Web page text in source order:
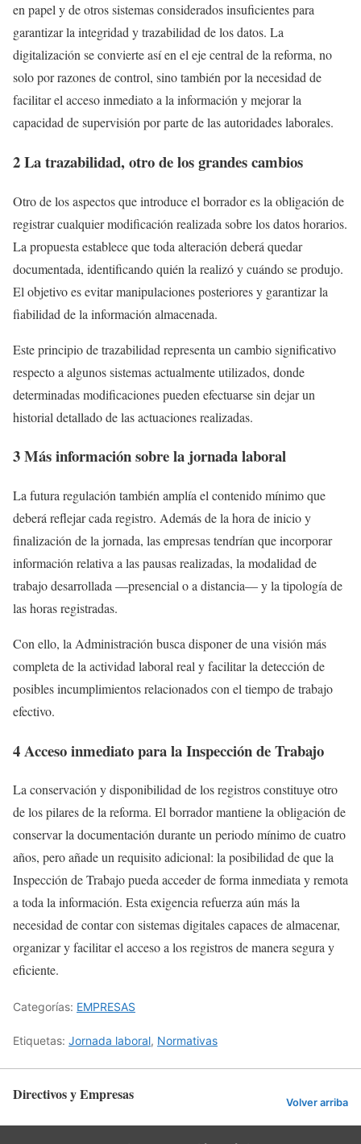
en papel y de otros sistemas considerados insuficientes para
garantizar la integridad y trazabilidad de los datos. La
digitalización se convierte así en el eje central de la reforma, no
solo por razones de control, sino también por la necesidad de
facilitar el acceso inmediato a la información y mejorar la
capacidad de supervisión por parte de las autoridades laborales.
2 La trazabilidad, otro de los grandes cambios
Otro de los aspectos que introduce el borrador es la obligación de
registrar cualquier modificación realizada sobre los datos horarios.
La propuesta establece que toda alteración deberá quedar
documentada, identificando quién la realizó y cuándo se produjo.
El objetivo es evitar manipulaciones posteriores y garantizar la
fiabilidad de la información almacenada.
Este principio de trazabilidad representa un cambio significativo
respecto a algunos sistemas actualmente utilizados, donde
determinadas modificaciones pueden efectuarse sin dejar un
historial detallado de las actuaciones realizadas.
3 Más información sobre la jornada laboral
La futura regulación también amplía el contenido mínimo que
deberá reflejar cada registro. Además de la hora de inicio y
finalización de la jornada, las empresas tendrían que incorporar
información relativa a las pausas realizadas, la modalidad de
trabajo desarrollada —presencial o a distancia— y la tipología de
las horas registradas.
Con ello, la Administración busca disponer de una visión más
completa de la actividad laboral real y facilitar la detección de
posibles incumplimientos relacionados con el tiempo de trabajo
efectivo.
4 Acceso inmediato para la Inspección de Trabajo
La conservación y disponibilidad de los registros constituye otro
de los pilares de la reforma. El borrador mantiene la obligación de
conservar la documentación durante un periodo mínimo de cuatro
años, pero añade un requisito adicional: la posibilidad de que la
Inspección de Trabajo pueda acceder de forma inmediata y remota
a toda la información. Esta exigencia refuerza aún más la
necesidad de contar con sistemas digitales capaces de almacenar,
organizar y facilitar el acceso a los registros de manera segura y
eficiente.
Categorías: EMPRESAS
Etiquetas: Jornada laboral, Normativas
Directivos y Empresas Volver arriba